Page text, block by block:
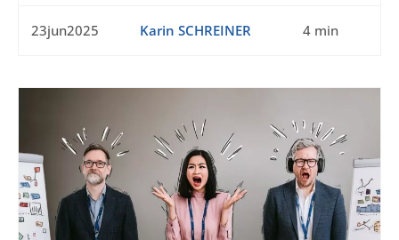
23jun2025 Karin SCHREINER 4 min